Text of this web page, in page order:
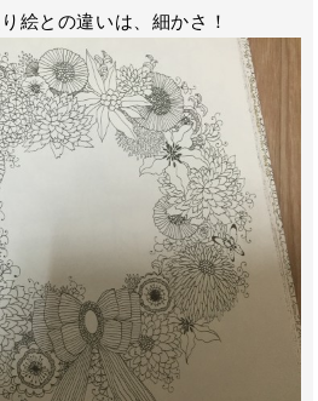
絵との違いは、細かさ！